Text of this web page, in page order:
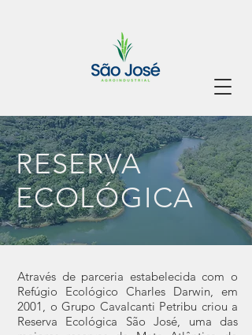
RESERVA
ECOLÓGICA
Através de parceria estabelecida com o
Refúgio Ecológico Charles Darwin, em
2001, o Grupo Cavalcanti Petribu criou a
Reserva Ecológica São José, uma das